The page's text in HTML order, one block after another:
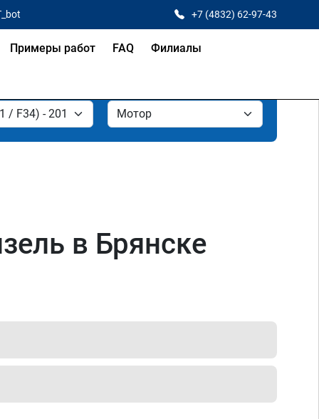
+7 (4832) 62-97-43
Примеры работ FAQ Филиалы
в Брянске